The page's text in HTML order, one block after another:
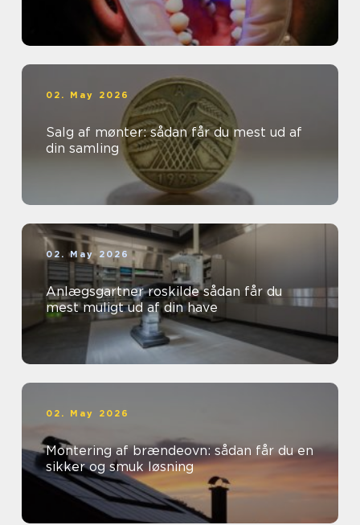
02. May 2026
Salg af mønter: sådan får du mest ud af
din samling
02. May 2026
Anlægsgartner roskilde sådan får du
mest muligt ud af din have
02. May 2026
Montering af brændeovn: sådan får du en
sikker og smuk løsning